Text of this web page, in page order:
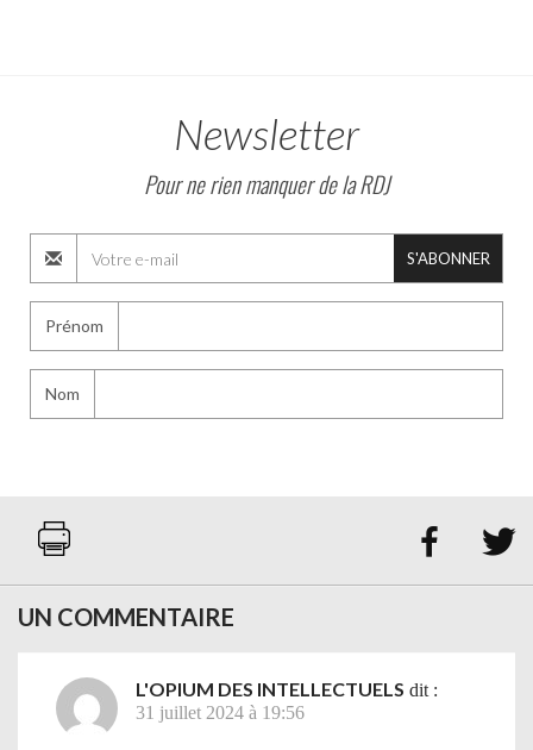
Newsletter
Pour ne rien manquer de la RDJ
S'ABONNER
Prénom
Nom
 
UN COMMENTAIRE
L'OPIUM DES INTELLECTUELS dit :
31 juillet 2024 à 19:56